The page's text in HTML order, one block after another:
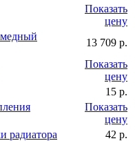
Показать
цену
медный
13 709 р.
Показать
цену
15 р.
Показать
цену
pадиатоpа
42 р.